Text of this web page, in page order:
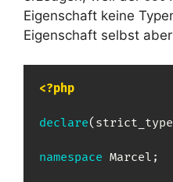
Eigenschaft keine
Eigenschaft selbst
<?php
declare(
namespace Marcel ;